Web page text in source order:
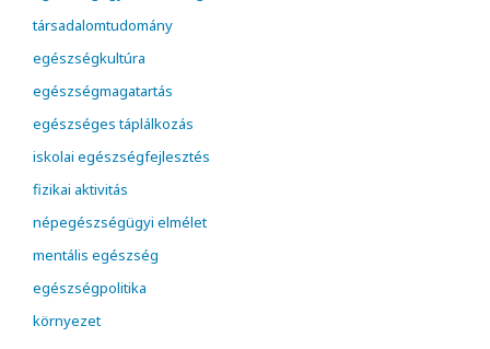
társadalomtudomány
egészségkultúra
egészségmagatartás
egészséges táplálkozás
iskolai egészségfejlesztés
fizikai aktivitás
népegészségügyi elmélet
mentális egészség
egészségpolitika
környezet